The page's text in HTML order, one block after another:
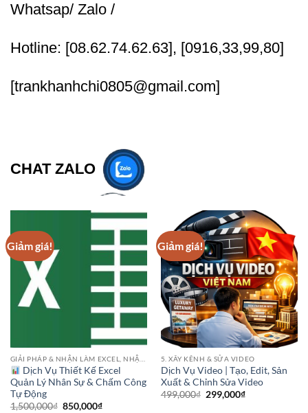
Whatsap/ Zalo /
Hotline: [08.62.74.62.63], [0916,33,99,80]
[trankhanhchi0805@gmail.com]
CHAT ZALO
Giảm giá!
Dịch Vụ Thiết Kế Excel
Quản Lý Nhân Sự & Chấm Công
Tự Động
1,500,000₫ Giá
850,000₫Giá
Giảm giá!
5. XÂY KÊNH & SỬA VIDEO
Dịch Vụ Video | Tạo, Edit, Sản
Xuất & Chỉnh Sửa Video
499,000₫ Giá
299,000₫Giá